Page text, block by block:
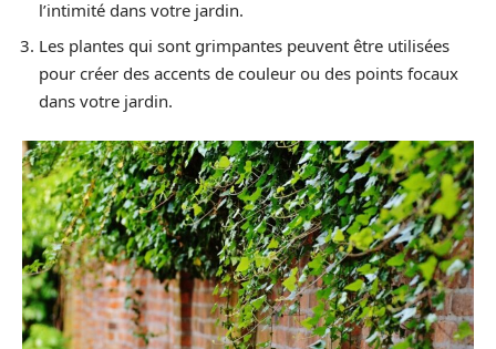
l’intimité dans votre jardin.
Les plantes qui sont grimpantes peuvent être utilisées
pour créer des accents de couleur ou des points focaux
dans votre jardin.